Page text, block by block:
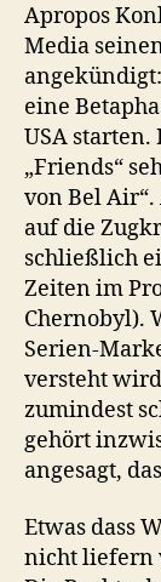
Apropos
Media
eine
USA
„Friends“
von Bel
auf die
schließlich
Zeiten im
Chernobyl).
Serien-
versteht
zumindest
gehört
angesagt,
Etwas dass
nicht liefern